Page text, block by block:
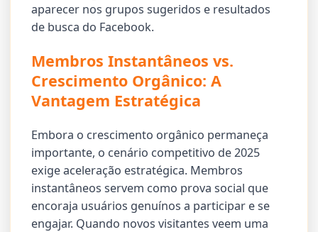
aparecer nos grupos sugeridos e resultados
de busca do Facebook.
Membros Instantâneos vs.
Crescimento Orgânico: A
Vantagem Estratégica
Embora o crescimento orgânico permaneça
importante, o cenário competitivo de 2025
exige aceleração estratégica. Membros
instantâneos servem como prova social que
encoraja usuários genuínos a participar e se
engajar. Quando novos visitantes veem uma